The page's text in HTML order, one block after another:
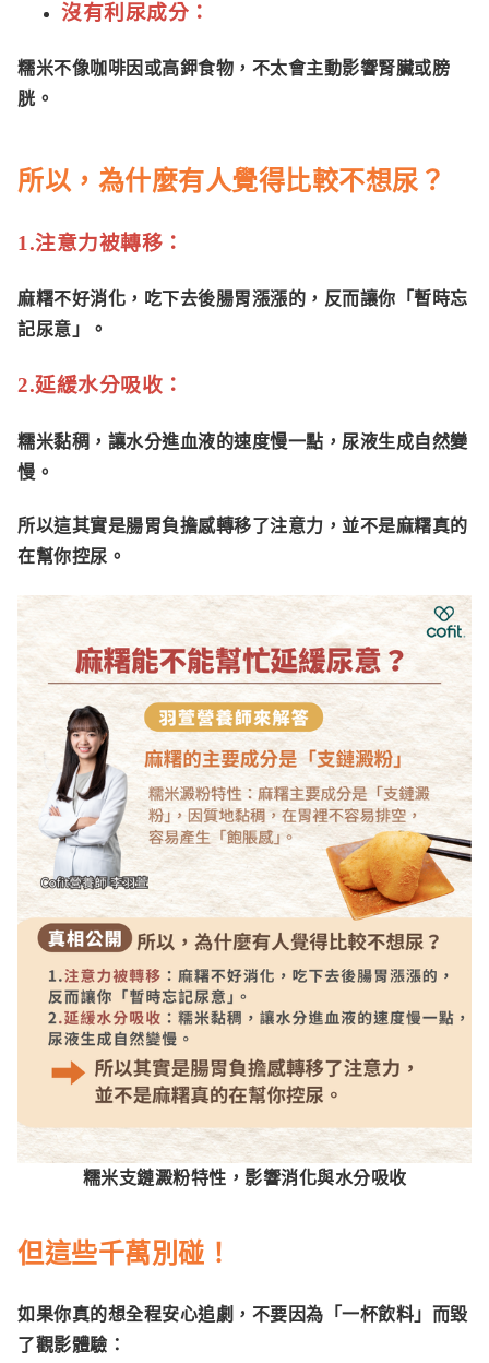
沒有利尿成分：
糯米不像咖啡因或高鉀食物，不太會主動影響腎臟或膀
胱。
所以，為什麼有人覺得比較不想尿？
1.注意力被轉移：
麻糬不好消化，吃下去後腸胃漲漲的，反而讓你「暫時忘
記尿意」。
2.延緩水分吸收：
糯米黏稠，讓水分進血液的速度慢一點，尿液生成自然變
慢。
所以這其實是腸胃負擔感轉移了注意力 ，並不是麻糬真的
在幫你控尿。
糯米支鏈澱粉特性，影響消化與水分吸收
但這些千萬別碰！
如果你真的想全程安心追劇，不要因為「一杯飲料」而毀
了觀影體驗：